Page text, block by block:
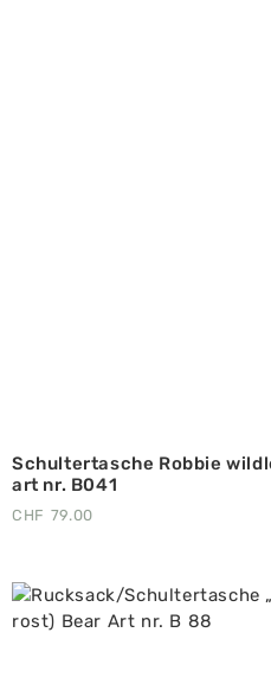
Schultertasche Robbie
art nr. B041
CHF 79.00